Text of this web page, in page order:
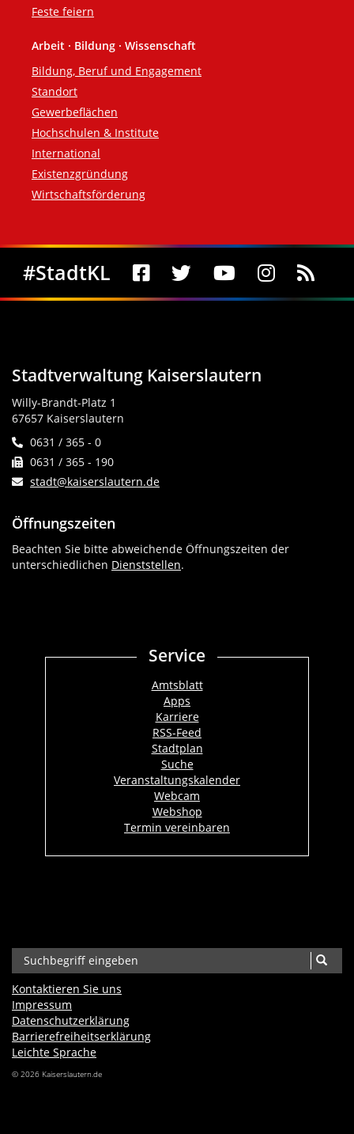
Feste feiern
Arbeit · Bildung · Wissenschaft
Bildung, Beruf und Engagement
Standort
Gewerbeflächen
Hochschulen & Institute
International
Existenzgründung
Wirtschaftsförderung
Social Media
#StadtKL
Stadtverwaltung Kaiserslautern
Willy-Brandt-Platz 1
67657 Kaiserslautern
0631 / 365 - 0
0631 / 365 - 190
stadt@kaiserslautern.de
Öffnungszeiten
Beachten Sie bitte abweichende Öffnungszeiten der
unterschiedlichen Dienststellen.
Service
Amtsblatt
Apps
Karriere
RSS-Feed
Stadtplan
Suche
Veranstaltungskalender
Webcam
Webshop
Termin vereinbaren
Kontaktieren Sie uns
Impressum
Datenschutzerklärung
Barrierefreiheits­erklärung
Leichte Sprache
© 2026 Kaiserslautern.de